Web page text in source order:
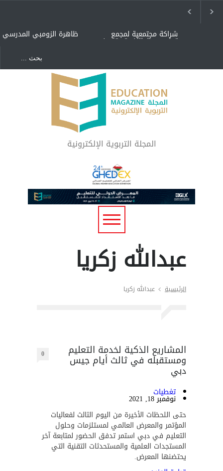
ظاهرة الزومبي المدرسي شراكة مجتمعية لمجمع
تعليمي بالطائف تستهدف
"كنت أنضرب ومافيني إلا
العافية" هل هذا مبرر
لاستمرار أسلوب التربية
المتوارث؟
لماذا تعد برامج توعية الأطفال
بخصوصية الجسد وقاية لا
فضول؟
المجلة التربوية الإلكترونية
عبدالله زكريا
الرئيسية عبدالله زكريا
المشاريع الذكية لخدمة التعليم
ومستقبله في ثالث أيام جيس
دبي
0
تغطيات
نوفمبر 18, 2021
حتى اللحظات الأخيرة من اليوم الثالث لفعاليات
المؤتمر والمعرض العالمي لمستلزمات وحلول
التعليم في دبي استمر تدفق الحضور لمتابعة آخر
المستجدات العلمية والمستحدثات التقنية التي
يحتضنها المعرض.